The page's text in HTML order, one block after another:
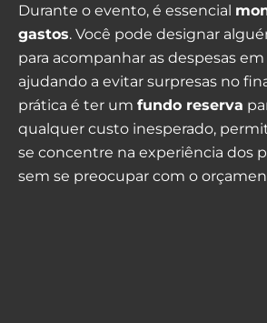
Durante o evento, é essencial
gastos. Você pode designar
para acompanhar as despesas
ajudando a evitar surpresas no
prática é ter um fundo reserva
qualquer custo inesperado,
se concentre na experiência dos
sem se preocupar com o